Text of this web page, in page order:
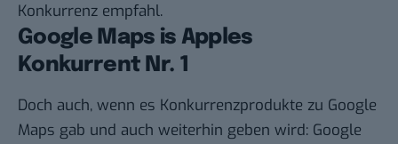
Konkurrenz empfahl.
Google Maps is Apples
Konkurrent Nr. 1
Doch auch, wenn es Konkurrenzprodukte zu Google
Maps gab und auch weiterhin geben wird: Google